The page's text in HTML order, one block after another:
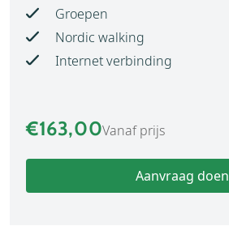
Groepen
Nordic walking
Internet verbinding
€163,00Vanaf prijs
Aanvraag doen